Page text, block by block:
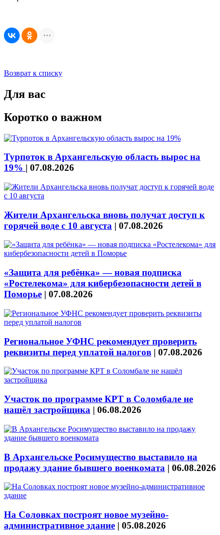
Возврат к списку
Для вас
Коротко о важном
Турпоток в Архангельскую область вырос на
19% | 07.08.2026
Жители Архангельска вновь получат доступ к
горячей воде с 10 августа | 07.08.2026
«Защита для ребёнка» — новая подписка
«Ростелекома» для кибербезопасности детей в
Поморье | 07.08.2026
Региональное УФНС рекомендует проверить
реквизиты перед уплатой налогов | 07.08.2026
Участок по программе КРТ в Соломбале не
нашёл застройщика | 06.08.2026
В Архангельске Росимущество выставило на
продажу здание бывшего военкомата | 06.08.2026
На Соловках построят новое музейно-
административное здание | 05.08.2026